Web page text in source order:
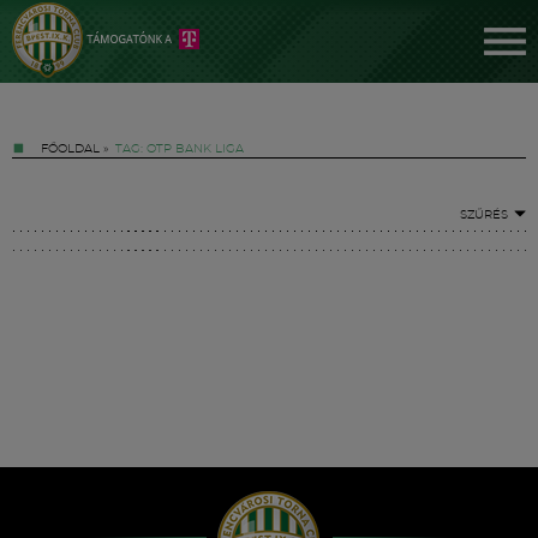
FŐOLDAL » TAG: OTP BANK LIGA
SZŰRÉS
Hírek